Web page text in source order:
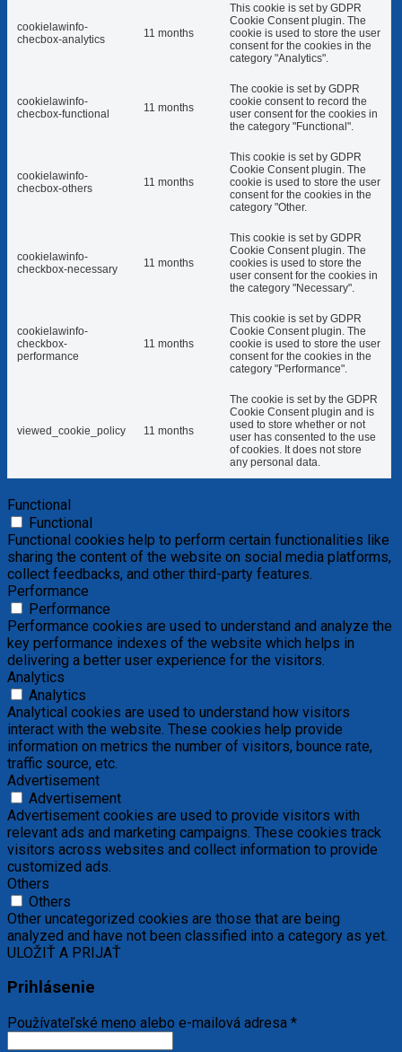
cookielawinfo-
checbox-analytics
11 months
This cookie is set by GDPR
Cookie Consent plugin. The
cookie is used to store the user
consent for the cookies in the
category "Analytics".
cookielawinfo-
checbox-functional
11 months
The cookie is set by GDPR
cookie consent to record the
user consent for the cookies in
the category "Functional".
cookielawinfo-
checbox-others
11 months
This cookie is set by GDPR
Cookie Consent plugin. The
cookie is used to store the user
consent for the cookies in the
category "Other.
cookielawinfo-
checkbox-necessary
11 months
This cookie is set by GDPR
Cookie Consent plugin. The
cookies is used to store the
user consent for the cookies in
the category "Necessary".
cookielawinfo-
checkbox-
performance
11 months
This cookie is set by GDPR
Cookie Consent plugin. The
cookie is used to store the user
consent for the cookies in the
category "Performance".
viewed_cookie_policy 11 months
The cookie is set by the GDPR
Cookie Consent plugin and is
used to store whether or not
user has consented to the use
of cookies. It does not store
any personal data.
Functional
Functional
Functional cookies help to perform certain functionalities like
sharing the content of the website on social media platforms,
collect feedbacks, and other third-party features.
Performance
Performance
Performance cookies are used to understand and analyze the
key performance indexes of the website which helps in
delivering a better user experience for the visitors.
Analytics
Analytics
Analytical cookies are used to understand how visitors
interact with the website. These cookies help provide
information on metrics the number of visitors, bounce rate,
traffic source, etc.
Advertisement
Advertisement
Advertisement cookies are used to provide visitors with
relevant ads and marketing campaigns. These cookies track
visitors across websites and collect information to provide
customized ads.
Others
Others
Other uncategorized cookies are those that are being
analyzed and have not been classified into a category as yet.
ULOŽIŤ A PRIJAŤ
Prihlásenie
Používateľské meno alebo e-mailová adresa *